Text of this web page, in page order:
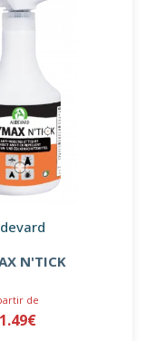
N'TICK
de